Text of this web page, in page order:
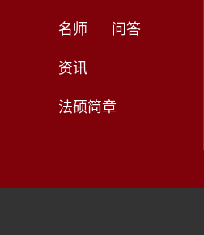
名师
问答
资讯
法硕简章